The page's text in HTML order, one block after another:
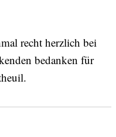
recht herzlich bei
bedanken für